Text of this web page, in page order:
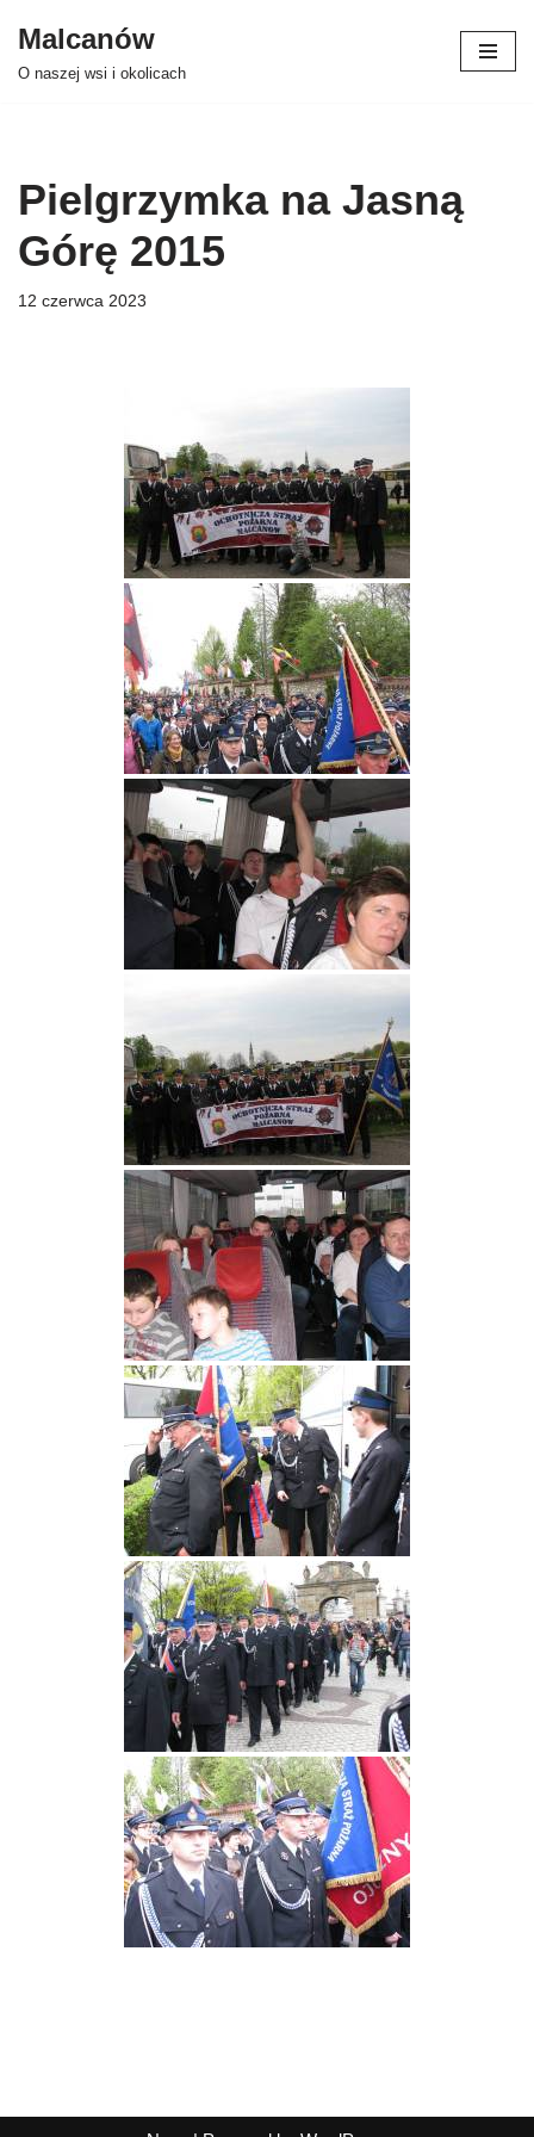
Przejdź
Malcanów
O naszej wsi i okolicach
Pielgrzymka na Jasną
Górę 2015
12 czerwca 2023